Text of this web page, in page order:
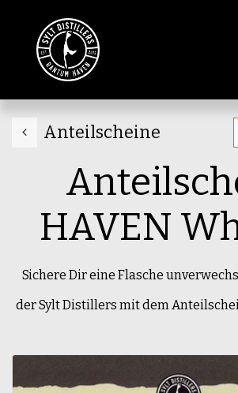
Anteilscheine
HAVEN
Sichere Dir eine Flasche
der Sylt Distillers mit dem